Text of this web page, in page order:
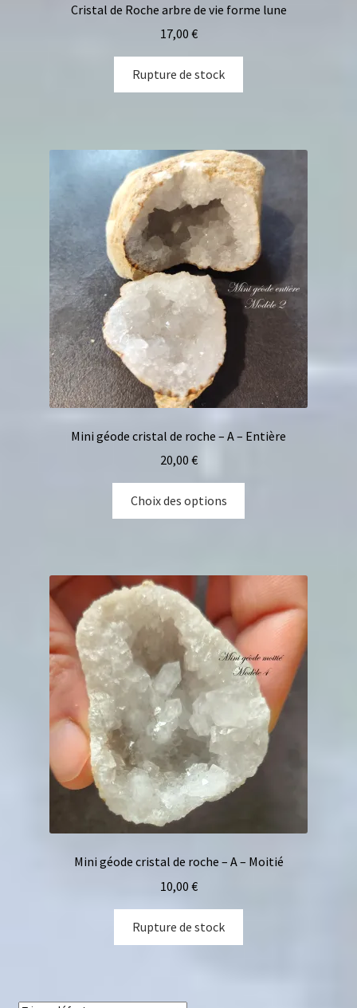
Cristal de Roche arbre de vie forme lune
17,00 €
Rupture de stock
Mini géode cristal de roche – A – Entière
20,00 €
Choix des options
Mini géode cristal de roche – A – Moitié
10,00 €
Rupture de stock